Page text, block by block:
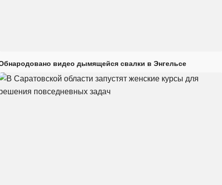
видео дымящейся свалки в Энгельсе